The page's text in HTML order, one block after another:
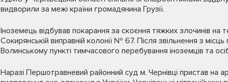
видворили за межі країни громадянина Грузії.
Іноземець відбував покарання за скоєння тяжких злочинів на
Сокирянській виправній колонії № 67. Після звільнення з
Волинському пункті тимчасового перебування іноземців та
Наразі Першотравневий районний суд м. Чернівці пристав